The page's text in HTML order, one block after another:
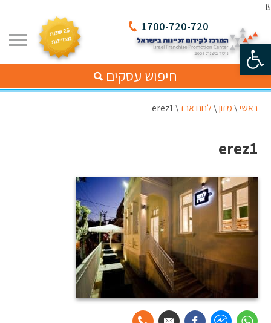
פתח סרגל נגישות
ß
1700-720-720
חיפוש עסקים
ראשי\מזון\לחם ארז\
erez1
erez1